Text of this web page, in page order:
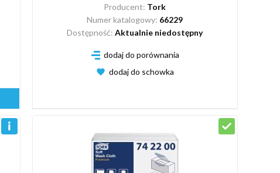
Producent: Tork
Numer katalogowy: 66229
Dostępność:Aktualnie niedostępny
dodaj do porównania
dodaj do schowka